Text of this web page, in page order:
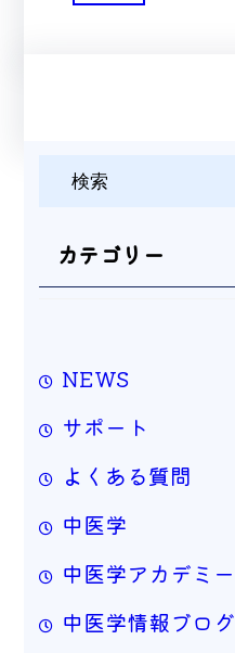
カテゴリー
NEWS
サポート
よくある質問
中医学
中医学アカデミー
中医学情報ブログ